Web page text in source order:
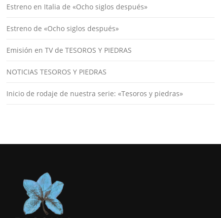
Estreno en Italia de «Ocho siglos después»
Estreno de «Ocho siglos después»
Emisión en TV de TESOROS Y PIEDRAS
NOTICIAS TESOROS Y PIEDRAS
Inicio de rodaje de nuestra serie: «Tesoros y piedras»